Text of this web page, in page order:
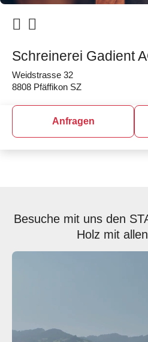
Schreinerei Gadient
Weidstrasse 32
8808 Pfäffikon SZ
Anfragen
Besuche mit uns den
Holz mit